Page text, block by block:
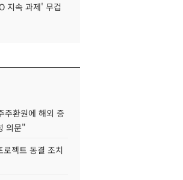
지속 과제' 무겁
주환원에 해외 증
의문"
젝트 동결 조치